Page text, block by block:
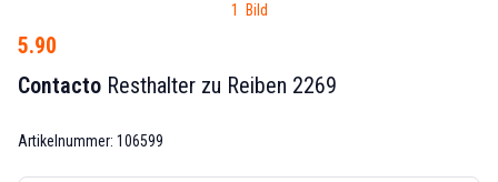
1 Bild
5.90
Contacto Resthalter zu Reiben 2269
Artikelnummer: 106599